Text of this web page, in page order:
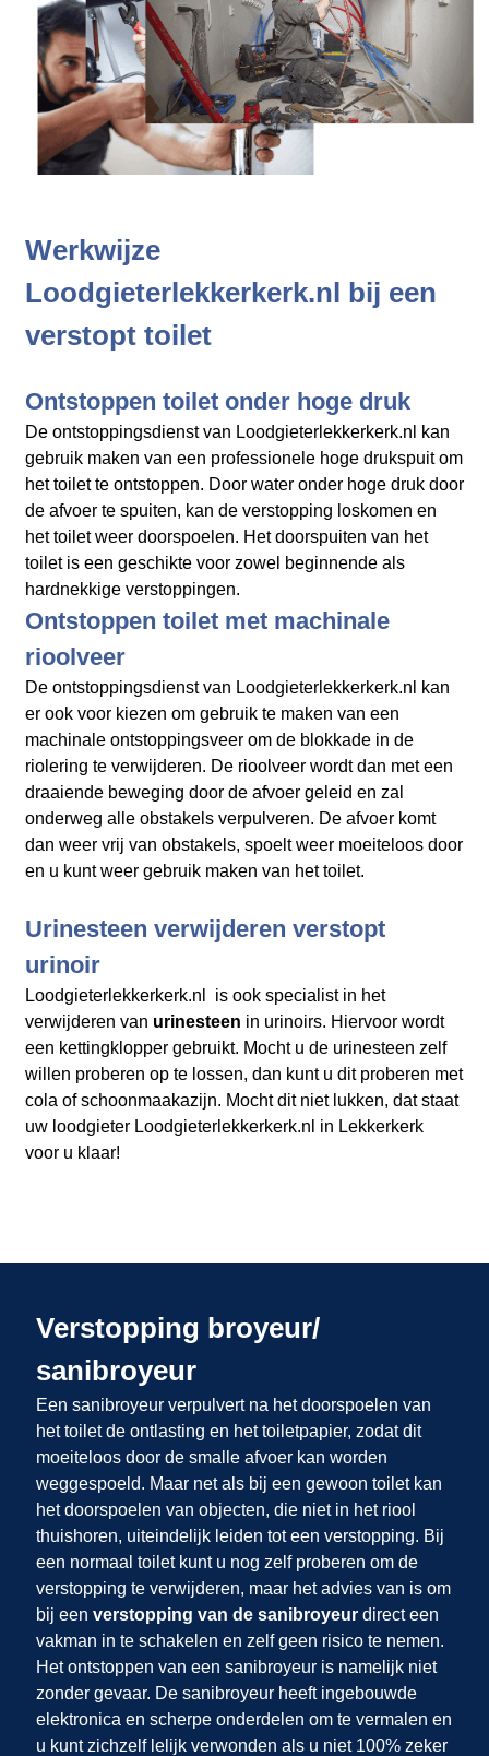
Werkwijze
Loodgieterlekkerkerk.nl bij een
verstopt toilet
Ontstoppen toilet onder hoge druk
De ontstoppingsdienst van Loodgieterlekkerkerk.nl kan
gebruik maken van een professionele hoge drukspuit om
het toilet te ontstoppen. Door water onder hoge druk door
de afvoer te spuiten, kan de verstopping loskomen en
het toilet weer doorspoelen. Het doorspuiten van het
toilet is een geschikte voor zowel beginnende als
hardnekkige verstoppingen.
Ontstoppen toilet met machinale
rioolveer
De ontstoppingsdienst van Loodgieterlekkerkerk.nl kan
er ook voor kiezen om gebruik te maken van een
machinale ontstoppingsveer om de blokkade in de
riolering te verwijderen. De rioolveer wordt dan met een
draaiende beweging door de afvoer geleid en zal
onderweg alle obstakels verpulveren. De afvoer komt
dan weer vrij van obstakels, spoelt weer moeiteloos door
en u kunt weer gebruik maken van het toilet.
Urinesteen verwijderen verstopt
urinoir
Loodgieterlekkerkerk.nl is ook specialist in het
verwijderen van urinesteen in urinoirs. Hiervoor wordt
een kettingklopper gebruikt. Mocht u de urinesteen zelf
willen proberen op te lossen, dan kunt u dit proberen met
cola of schoonmaakazijn. Mocht dit niet lukken, dat staat
uw loodgieter Loodgieterlekkerkerk.nl in Lekkerkerk
voor u klaar!
Verstopping broyeur/
sanibroyeur
Een sanibroyeur verpulvert na het doorspoelen van
het toilet de ontlasting en het toiletpapier, zodat dit
moeiteloos door de smalle afvoer kan worden
weggespoeld. Maar net als bij een gewoon toilet kan
het doorspoelen van objecten, die niet in het riool
thuishoren, uiteindelijk leiden tot een verstopping. Bij
een normaal toilet kunt u nog zelf proberen om de
verstopping te verwijderen, maar het advies van is om
bij een verstopping van de sanibroyeurdirect een
vakman in te schakelen en zelf geen risico te nemen.
Het ontstoppen van een sanibroyeur is namelijk niet
zonder gevaar. De sanibroyeur heeft ingebouwde
elektronica en scherpe onderdelen om te vermalen en
u kunt zichzelf lelijk verwonden als u niet 100% zeker